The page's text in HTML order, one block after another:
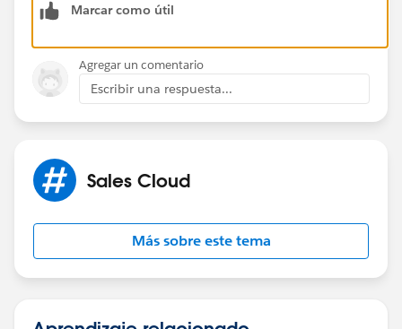
Marcar como útil
Agregar un comentario
Escribir una respuesta...
Sales Cloud
Más sobre este tema